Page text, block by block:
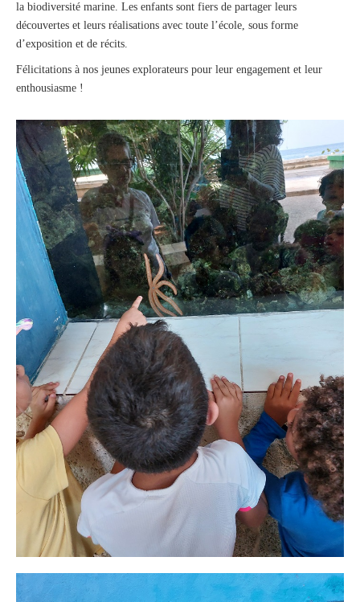
la biodiversité marine. Les enfants sont fiers de partager leurs
découvertes et leurs réalisations avec toute l’école, sous forme
d’exposition et de récits.
Félicitations à nos jeunes explorateurs pour leur engagement et leur
enthousiasme !